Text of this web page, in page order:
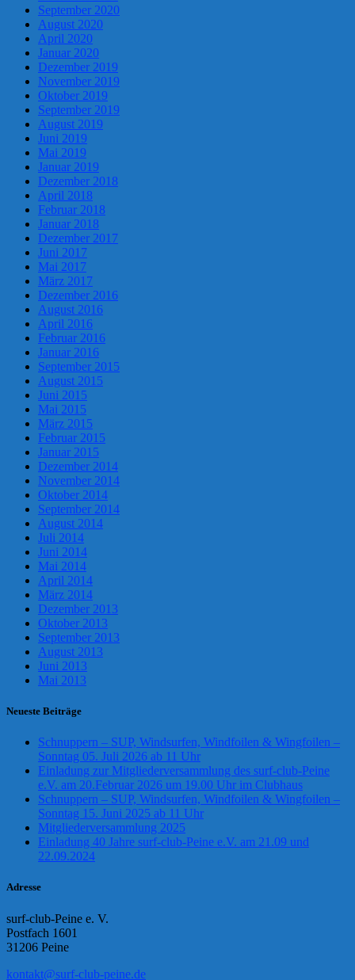
September 2020
August 2020
April 2020
Januar 2020
Dezember 2019
November 2019
Oktober 2019
September 2019
August 2019
Juni 2019
Mai 2019
Januar 2019
Dezember 2018
April 2018
Februar 2018
Januar 2018
Dezember 2017
Juni 2017
Mai 2017
März 2017
Dezember 2016
August 2016
April 2016
Februar 2016
Januar 2016
September 2015
August 2015
Juni 2015
Mai 2015
März 2015
Februar 2015
Januar 2015
Dezember 2014
November 2014
Oktober 2014
September 2014
August 2014
Juli 2014
Juni 2014
Mai 2014
April 2014
März 2014
Dezember 2013
Oktober 2013
September 2013
August 2013
Juni 2013
Mai 2013
Neueste Beiträge
Schnuppern – SUP, Windsurfen, Windfoilen & Wingfoilen –
Sonntag 05. Juli 2026 ab 11 Uhr
Einladung zur Mitgliederversammlung des surf-club-Peine
e.V. am 20.Februar 2026 um 19.00 Uhr im Clubhaus
Schnuppern – SUP, Windsurfen, Windfoilen & Wingfoilen –
Sonntag 15. Juni 2025 ab 11 Uhr
Mitgliederversammlung 2025
Einladung 40 Jahre surf-club-Peine e.V. am 21.09 und
22.09.2024
Adresse
surf-club-Peine e. V.
Postfach 1601
31206 Peine
kontakt@surf-club-peine.de